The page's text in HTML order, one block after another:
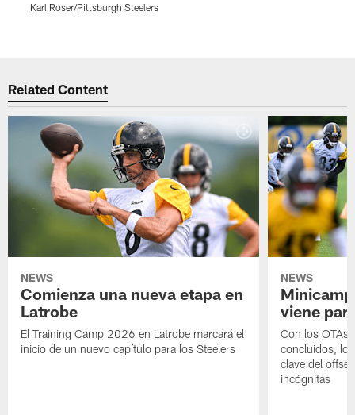
Karl Roser/Pittsburgh Steelers
Related Content
NEWS
Comienza una nueva etapa en
Latrobe
El Training Camp 2026 en Latrobe marcará el
inicio de un nuevo capítulo para los Steelers
NEWS
viene
Con los OTAs
concluidos,
clave del
incógnitas